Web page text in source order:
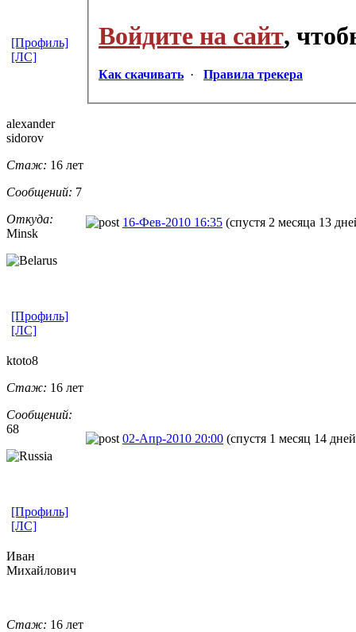
Войдите на сайт,
Как скачивать · Правила трекера
[Профиль]
[ЛС]
alexander
sidorov
Стаж: 16 лет
Сообщений: 7
Откуда:
Minsk
16-Фев-2010 16:35 (спустя 2 месяца 13
[Профиль]
[ЛС]
ktoto8
Стаж: 16 лет
Сообщений:
68
02-Апр-2010 20:00 (спустя 1 месяц 14
[Профиль]
[ЛС]
Иван
Михайлович
Стаж: 16 лет